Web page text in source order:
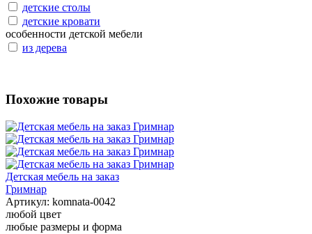
детские столы
детские кровати
особенности детской мебели
из дерева
Похожие товары
Детская мебель на заказ
Гримнар
Артикул: komnata-0042
любой цвет
любые размеры и форма